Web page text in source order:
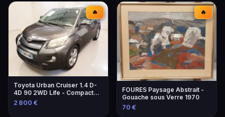
🔥
Toyota Urban Cruiser 1.4 D-
4D 90 2WD Life - Compacte
et Économique
2 800 €
🔥
FOURES Paysage Abstrait -
Gouache sous Verre 1970
70 €